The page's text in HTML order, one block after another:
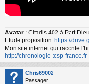
Avatar : Citadis 402 à Part Dieu
Etude proposition: https://
Mon site internet qui raconte
http://chronologie-tcsp-france.fr
Chris69002
Passager